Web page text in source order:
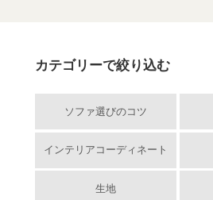
カテゴリーで絞り込む
ソファ選びのコツ
インテリアコーディネート
生地